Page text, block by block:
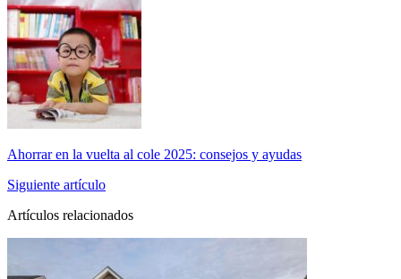
Ahorrar en la vuelta al cole 2025: consejos y ayudas
Siguiente artículo
Artículos relacionados